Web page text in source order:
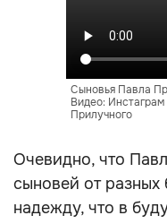
Сыновья Павла
Видео:
Прилучного
Очевидно, что
сыновей от разных
надежду, что в